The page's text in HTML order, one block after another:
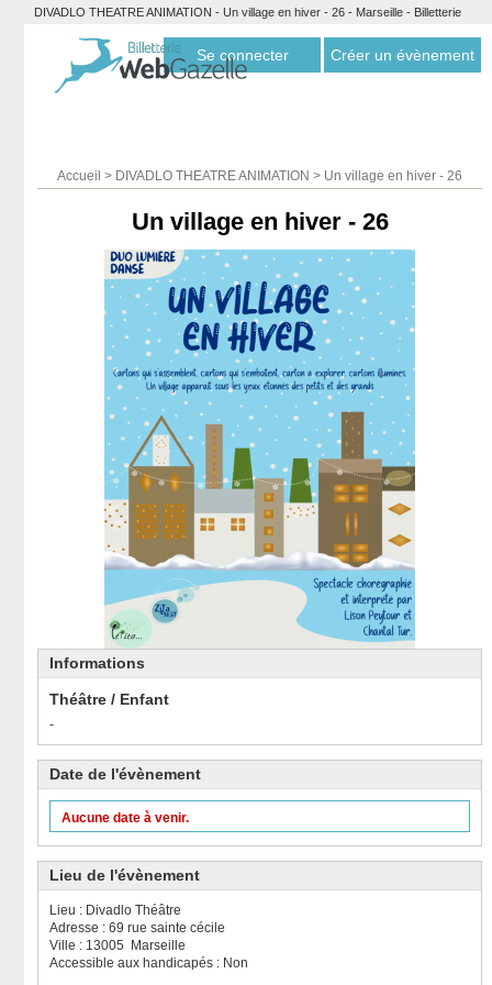
DIVADLO THEATRE ANIMATION - Un village en hiver - 26 - Marseille - Billetterie
Se connecter Créer un évènement
Accueil > DIVADLO THEATRE ANIMATION > Un village en hiver - 26
Un village en hiver - 26
Informations
Théâtre / Enfant
-
Date de l'évènement
Aucune date à venir.
Lieu de l'évènement
Lieu : Divadlo Théâtre
Adresse : 69 rue sainte cécile
Ville : 13005 Marseille
Accessible aux handicapés : Non